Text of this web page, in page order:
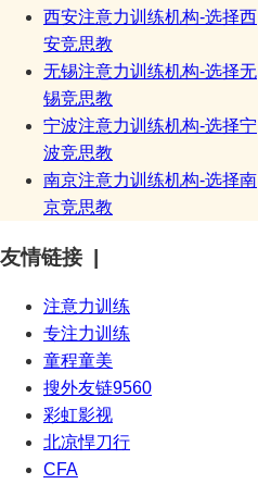
西安注意力训练机构-选择西
安竞思教
无锡注意力训练机构-选择无
锡竞思教
宁波注意力训练机构-选择宁
波竞思教
南京注意力训练机构-选择南
京竞思教
友情链接 |
注意力训练
专注力训练
童程童美
搜外友链9560
彩虹影视
北凉悍刀行
CFA